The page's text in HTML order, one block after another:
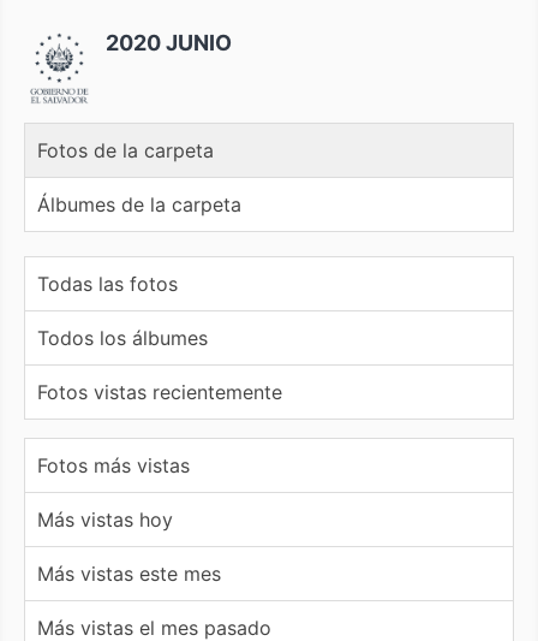
2020 JUNIO
Fotos de la carpeta
Álbumes de la carpeta
Todas las fotos
Todos los álbumes
Fotos vistas recientemente
Fotos más vistas
Más vistas hoy
Más vistas este mes
Más vistas el mes pasado